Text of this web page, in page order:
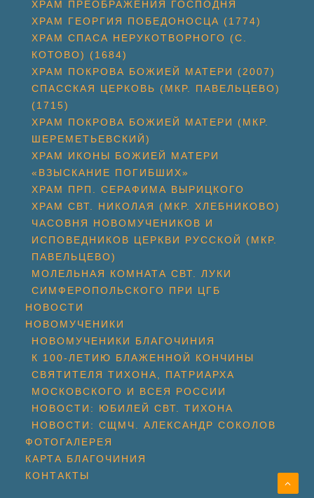
ХРАМ ПРЕОБРАЖЕНИЯ ГОСПОДНЯ
ХРАМ ГЕОРГИЯ ПОБЕДОНОСЦА (1774)
ХРАМ СПАСА НЕРУКОТВОРНОГО (С.
КОТОВО) (1684)
ХРАМ ПОКРОВА БОЖИЕЙ МАТЕРИ (2007)
СПАССКАЯ ЦЕРКОВЬ (МКР. ПАВЕЛЬЦЕВО)
(1715)
ХРАМ ПОКРОВА БОЖИЕЙ МАТЕРИ (МКР.
ШЕРЕМЕТЬЕВСКИЙ)
ХРАМ ИКОНЫ БОЖИЕЙ МАТЕРИ
«ВЗЫСКАНИЕ ПОГИБШИХ»
ХРАМ ПРП. СЕРАФИМА ВЫРИЦКОГО
ХРАМ СВТ. НИКОЛАЯ (МКР. ХЛЕБНИКОВО)
ЧАСОВНЯ НОВОМУЧЕНИКОВ И
ИСПОВЕДНИКОВ ЦЕРКВИ РУССКОЙ (МКР.
ПАВЕЛЬЦЕВО)
МОЛЕЛЬНАЯ КОМНАТА СВТ. ЛУКИ
СИМФЕРОПОЛЬСКОГО ПРИ ЦГБ
НОВОСТИ
НОВОМУЧЕНИКИ
НОВОМУЧЕНИКИ БЛАГОЧИНИЯ
К 100-ЛЕТИЮ БЛАЖЕННОЙ КОНЧИНЫ
СВЯТИТЕЛЯ ТИХОНА, ПАТРИАРХА
МОСКОВСКОГО И ВСЕЯ РОССИИ
НОВОСТИ: ЮБИЛЕЙ СВТ. ТИХОНА
НОВОСТИ: СЩМЧ. АЛЕКСАНДР СОКОЛОВ
ФОТОГАЛЕРЕЯ
КАРТА БЛАГОЧИНИЯ
КОНТАКТЫ